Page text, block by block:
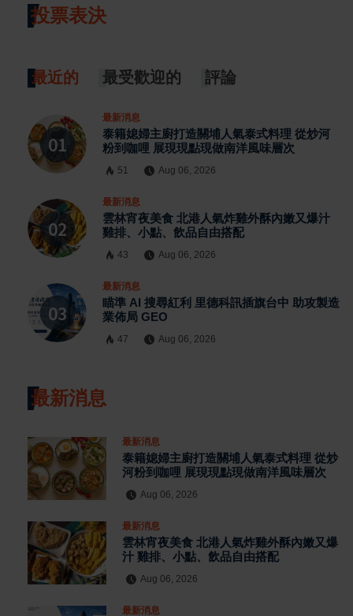
投票表決
最近的 最受歡迎的 評論
最新消息
泰籍媳婦主廚打造關埔人氣泰式料理 從炒河
粉到咖哩 展現現點現做南洋風味層次
51 Aug 06, 2026
最新消息
雲林宵夜美食 北港人氣炸雞外酥內嫩又爆汁
雞排、小點、飲品自由搭配
43 Aug 06, 2026
最新消息
瞄準 AI 搜尋紅利 里德科訊插旗台中 助攻製造
業佈局 GEO
47 Aug 06, 2026
最新消息
最新消息
泰籍媳婦主廚打造關埔人氣泰式料理 從炒
河粉到咖哩 展現現點現做南洋風味層次
Aug 06, 2026
最新消息
雲林宵夜美食 北港人氣炸雞外酥內嫩又爆
汁 雞排、小點、飲品自由搭配
Aug 06, 2026
最新消息